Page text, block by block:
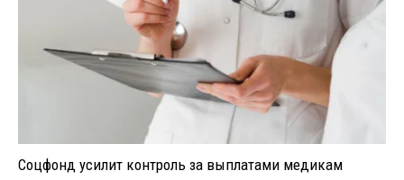
Соцфонд усилит контроль за выплатами медикам